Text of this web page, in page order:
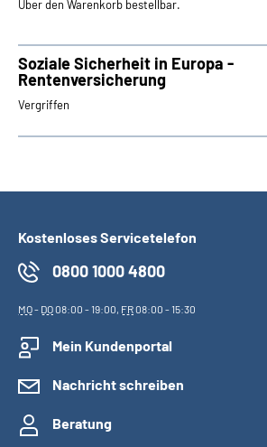
Über den Warenkorb bestellbar.
Soziale Sicherheit in Europa -
Rentenversicherung
Vergriffen
Kostenloses Servicetelefon
0800 1000 4800
MO- DO08:00 - 19:00, FR08:00 - 15:30
Mein Kundenportal
Nachricht schreiben
Beratung